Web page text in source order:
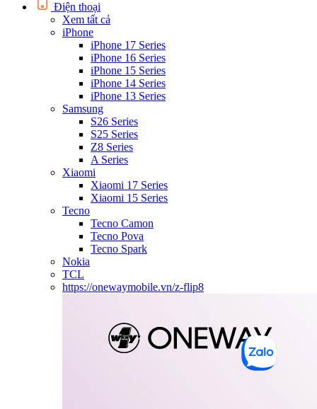
Điện thoại
Xem tất cả
iPhone
iPhone 17 Series
iPhone 16 Series
iPhone 15 Series
iPhone 14 Series
iPhone 13 Series
Samsung
S26 Series
S25 Series
Z8 Series
A Series
Xiaomi
Xiaomi 17 Series
Xiaomi 15 Series
Tecno
Tecno Camon
Tecno Pova
Tecno Spark
Nokia
TCL
https://onewaymobile.vn/z-flip8